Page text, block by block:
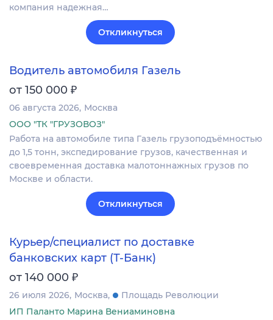
компания надежная…
Откликнуться
Водитель автомобиля Газель
от 150 000 ₽
06 августа 2026 Москва
ООО "ТК "ГРУЗОВОЗ"
Работа на автомобиле типа Газель грузоподъёмностью
до 1,5 тонн, экспедирование грузов, качественная и
своевременная доставка малотоннажных грузов по
Москве и области.
Откликнуться
Курьер/специалист по доставке
банковских карт (Т-Банк)
от 140 000 ₽
26 июля 2026 Москва
Площадь Революции
ИП Паланто Марина Вениаминовна